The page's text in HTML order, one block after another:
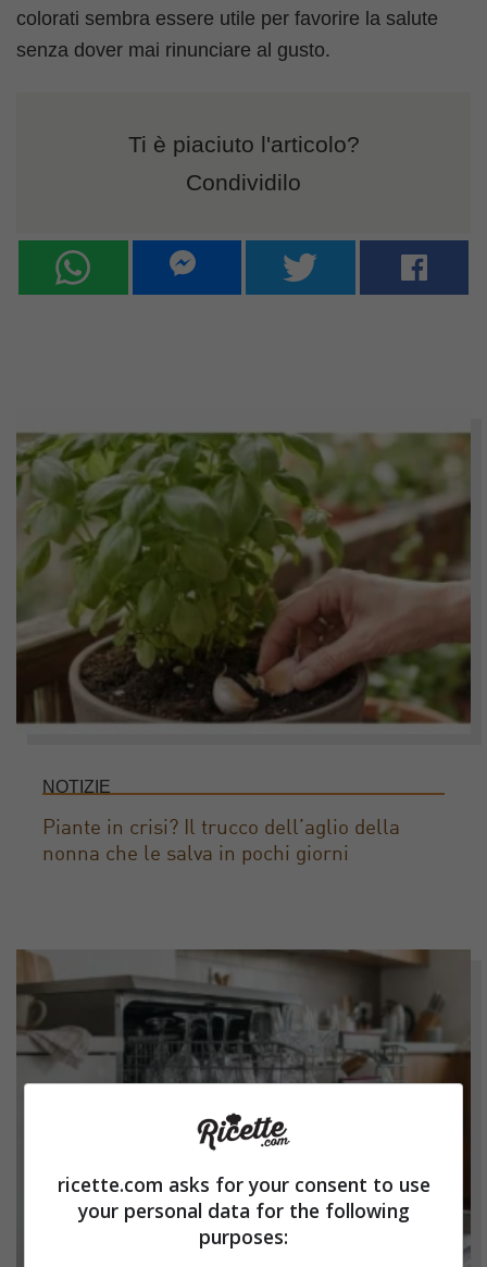
colorati sembra essere utile per favorire la salute
senza dover mai rinunciare al gusto.
Ti è piaciuto l'articolo?
Condividilo
NOTIZIE
Piante in crisi? Il trucco dell’aglio della
nonna che le salva in pochi giorni
ricette.com asks for your consent to use
your personal data for the following
purposes: